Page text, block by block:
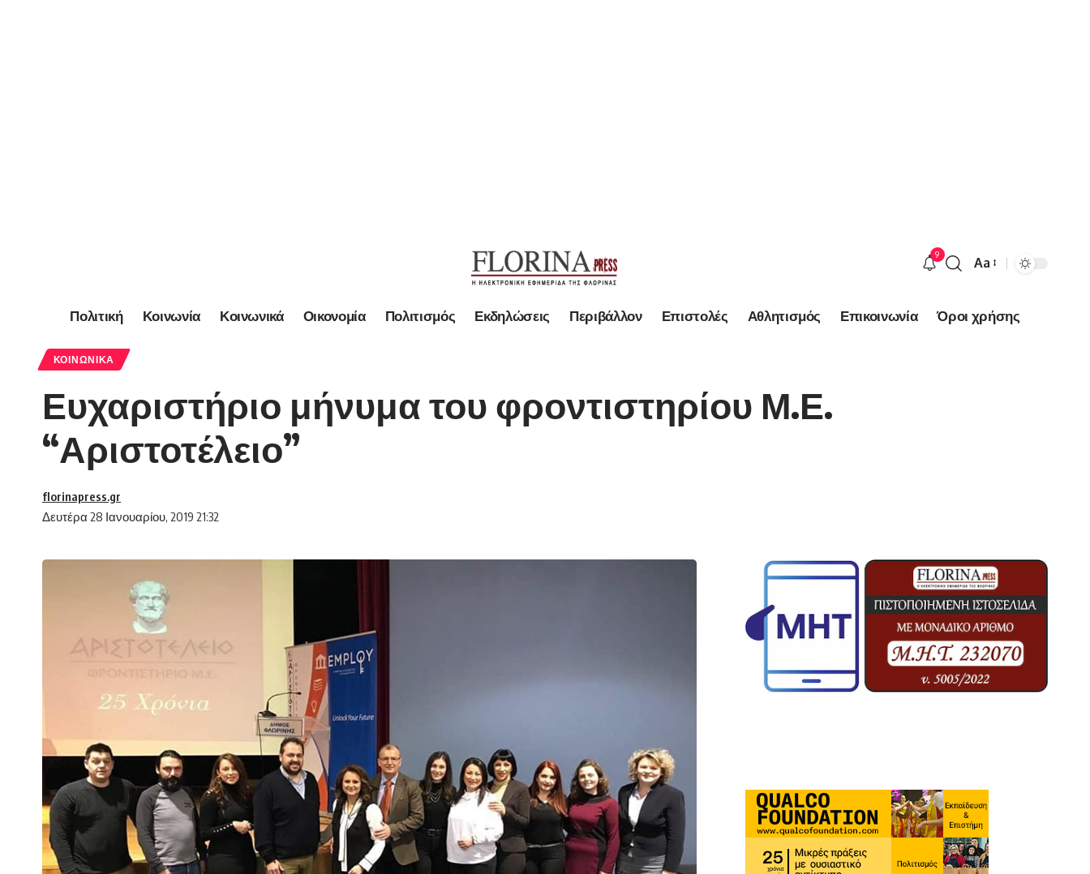
9
Font
Aa
Πολιτική Κοινωνία Κοινωνικά Οικονομία Πολιτισμός Εκδηλώσεις Περιβάλλον Επιστολές Αθλητισμός Επικοινωνία Όροι χρήσης
ΚΟΙΝΩΝΙΚΆ
Ευχαριστήριο μήνυμα του φροντιστηρίου Μ.Ε.
“Αριστοτέλειο”
Δευτέρα 28 Ιανουαρίου, 2019 21:32
florinapress.gr